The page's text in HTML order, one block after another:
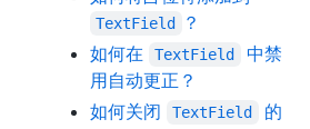
TextField
？
如何在
TextField
中禁
用自动更正？
如何关闭
TextField
的